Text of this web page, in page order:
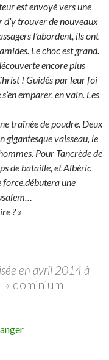
est envoyé vers une
d’y trouver de nouveaux
l’abordent, ils ont
Le choc est grand.
encore plus
! Guidés par leur foi
emparer, en vain. Les
traînée de poudre. Deux
gigantesque vaisseau, le
Pour Tancrède de
de bataille, et Albéric
force,débutera une
? »
en avril 2014 à
« dominium